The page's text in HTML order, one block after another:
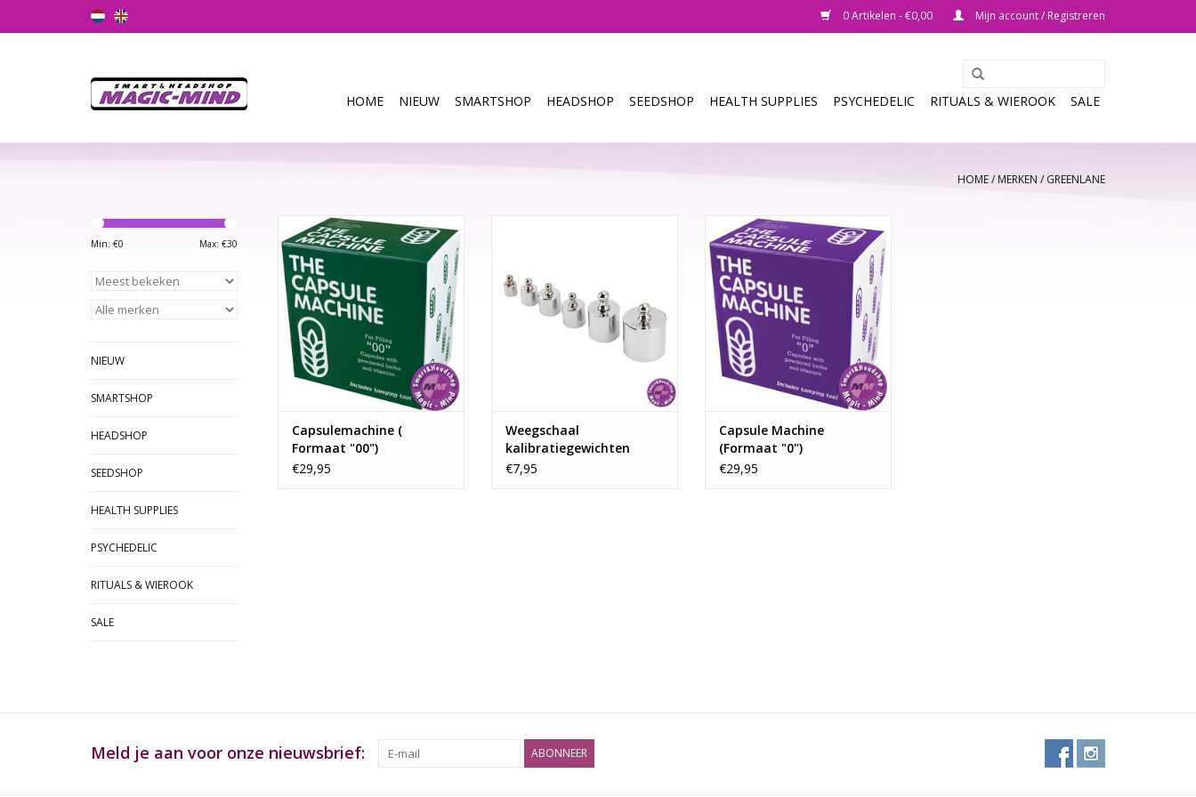
0 Artikelen - €0,00 Mijn account / Registreren
HOME NIEUW SMARTSHOP HEADSHOP SEEDSHOP HEALTH SUPPLIES PSYCHEDELIC RITUALS & WIEROOK SALE
HOME/MERKEN /GREENLANE
Min: €0 Max: €30
NIEUW
SMARTSHOP
HEADSHOP
SEEDSHOP
HEALTH SUPPLIES
PSYCHEDELIC
RITUALS & WIEROOK
SALE
Met dit kleine maar uiterst
effectieve apparaatje vul je
capsules (formaat "00") met je
eigen mengsel kruiden en zaden.
Je kunt er in enkele seconden 24
capsules tegelijk mee maken (die
elk circa 650 mg poeder
bevatten).
TOEVOEGEN AAN WINKELWAGEN
Capsulemachine (
Formaat "00")
€29,95
ouderwetse balansweegschalen.
TOEVOEGEN AAN WINKELWAGEN
Weegschaal
kalibratiegewichten
€7,95
Met dit kleine maar uiterst
effectieve apparaatje vul je
capsules (formaat "0") met je
eigen mengsel kruiden en zaden.
Je kunt er in enkele seconden 24
capsules tegelijk mee maken (die
elk circa 500 mg poeder
bevatten).
TOEVOEGEN AAN WINKELWAGEN
Capsule Machine
(Formaat "0")
€29,95
Meld je aan voor onze nieuwsbrief: ABONNEER